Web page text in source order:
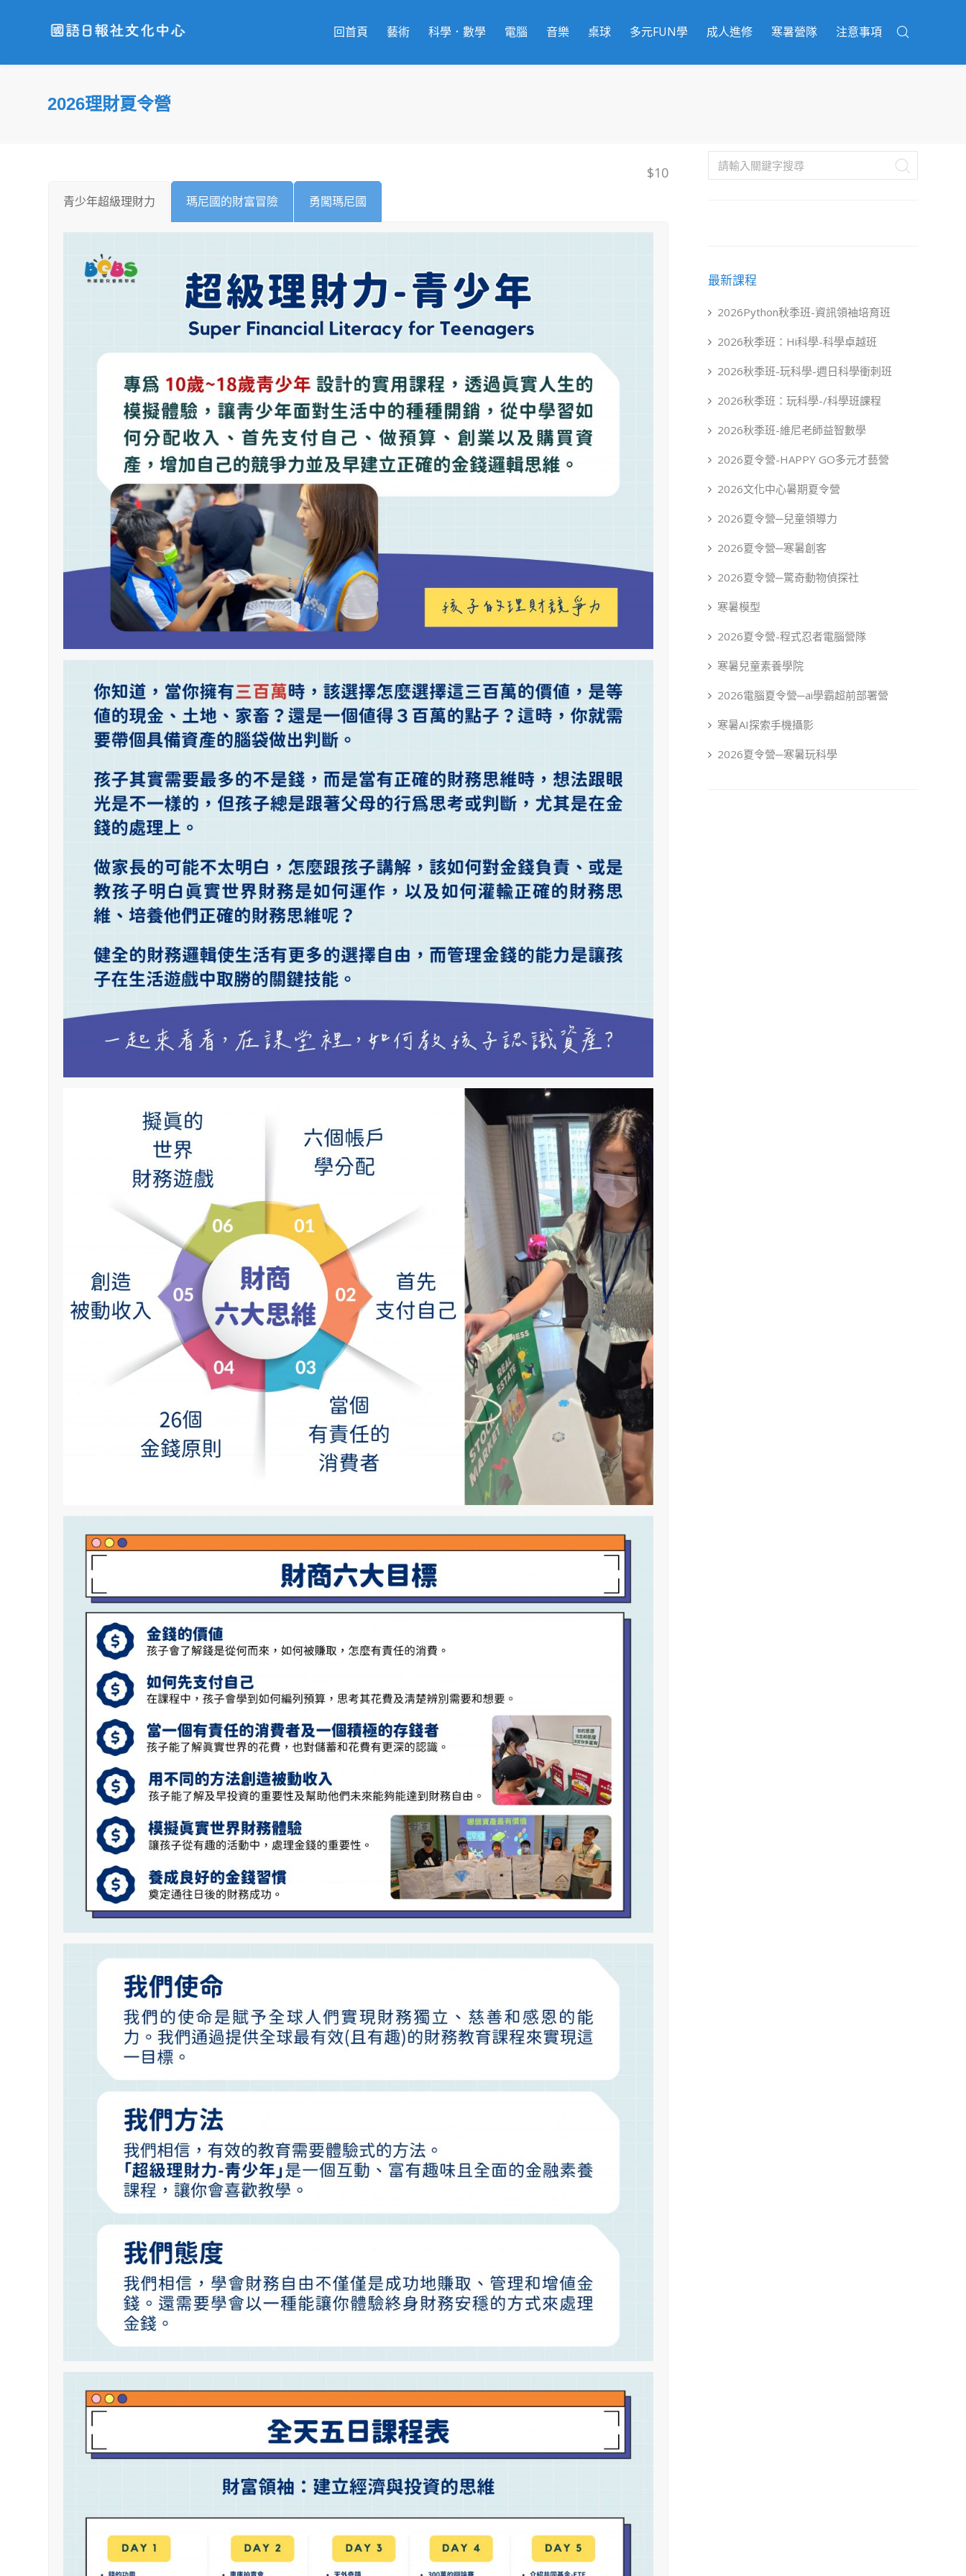
回首頁 藝術 科學．數學 電腦 音樂 桌球 多元FUN學 成人進修 寒暑營隊 注意事項
2026理財夏令營
$10
青少年超級理財力 瑪尼國的財富冒險 勇闖瑪尼國
最新課程
2026Python秋季班-資訊領袖培育班
2026秋季班：Hi科學-科學卓越班
2026秋季班-玩科學-週日科學衝刺班
2026秋季班：玩科學-/科學班課程
2026秋季班-維尼老師益智數學
2026夏令營-HAPPY GO多元才藝營
2026文化中心暑期夏令營
2026夏令營─兒童領導力
2026夏令營─寒暑創客
2026夏令營─驚奇動物偵探社
寒暑模型
2026夏令營-程式忍者電腦營隊
寒暑兒童素養學院
2026電腦夏令營─ai學霸超前部署營
寒暑AI探索手機攝影
2026夏令營─寒暑玩科學